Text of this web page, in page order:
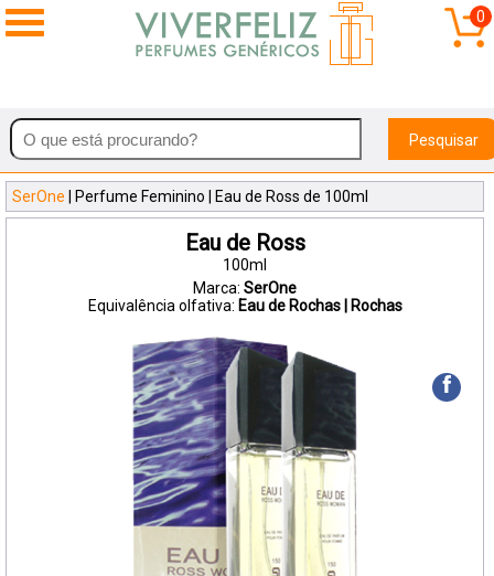
0
Pesquisar
SerOne | Perfume Feminino | Eau de Ross de 100ml
Eau de Ross
100ml
Marca: SerOne
Equivalência olfativa: Eau de Rochas | Rochas
f